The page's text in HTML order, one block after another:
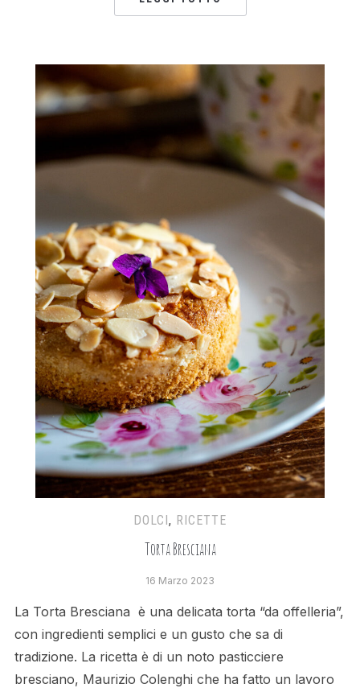
DOLCI, RICETTE
Torta Bresciana
16 Marzo 2023
La Torta Bresciana è una delicata torta “da offelleria”,
con ingredienti semplici e un gusto che sa di
tradizione. La ricetta è di un noto pasticciere
bresciano, Maurizio Colenghi che ha fatto un lavoro